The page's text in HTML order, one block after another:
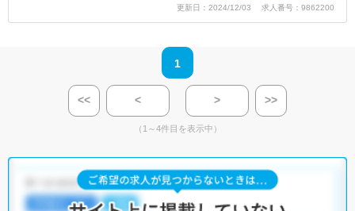
更新日：2024/12/03 求人番号：9862200
1
<< < > >>
（1～4件目を表示中）